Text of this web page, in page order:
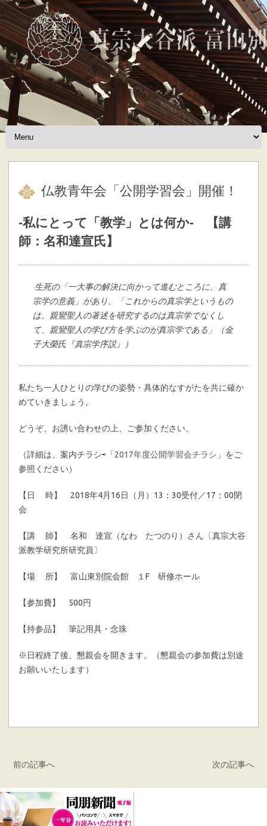
Skip to content
仏教青年会「公開学習会」開催！
‐私にとって「教学」とは何か‐ 【講
師：名和達宣氏】
生死の「一大事の解決に向かって進むところに、真
宗学の意義」があり、「これからの真宗学というもの
は、親鸞聖人の著述を研究するのは真宗学でなくし
て、親鸞聖人の学び方を学ぶのが真宗学である」（金
子大榮氏『真宗学序説』）
私たち一人ひとりの学びの姿勢・具体的なすがたを共に確か
めていきましょう。
どうぞ、お誘い合わせの上、ご参加ください。
（詳細は、案内チラシ⇨「2017年度公開学習会チラシ 」をご
参照ください）
【日 時】 2018年4月16日（月）13：30受付／17：00閉
会
【講 師】 名和 達宣（なわ たつのり）さん〔真宗大谷
派教学研究所研究員〕
【場 所】 富山東別院会館 １F 研修ホール
【参加費】 500円
【持参品】 筆記用具・念珠
※日程終了後、懇親会を開きます。（懇親会の参加費は別途
お願いいたします）
前の記事へ 次の記事へ